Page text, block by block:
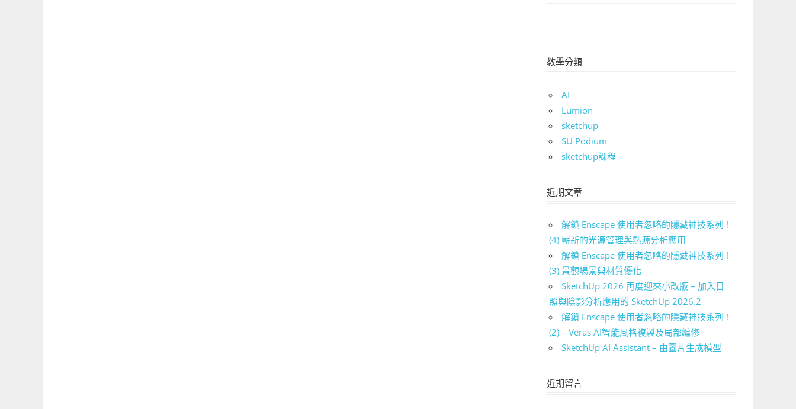
教學分類
AI
Lumion
sketchup
SU Podium
sketchup課程
近期文章
解鎖 Enscape 使用者忽略的隱藏神技系列 !
(4) 嶄新的光源管理與熱源分析應用
解鎖 Enscape 使用者忽略的隱藏神技系列 !
(3) 景觀場景與材質優化
SketchUp 2026 再度迎來小改版 – 加入日
照與陰影分析應用的 SketchUp 2026.2
解鎖 Enscape 使用者忽略的隱藏神技系列 !
(2) – Veras AI智能風格複製及局部編修
SketchUp AI Assistant – 由圖片生成模型
近期留言